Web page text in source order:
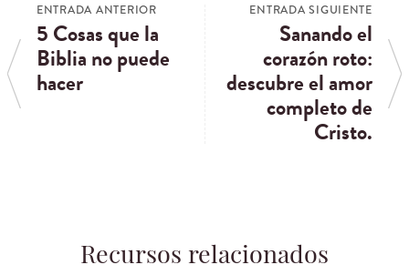
ENTRADA ANTERIOR
5 Cosas que la
Biblia no puede
hacer
ENTRADA SIGUIENTE
Sanando el
corazón roto:
descubre el amor
completo de
Cristo.
Recursos relacionados